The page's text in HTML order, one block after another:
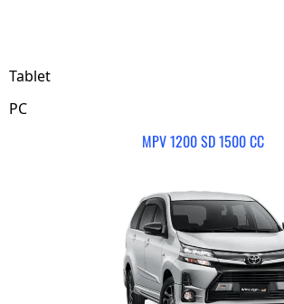
Tablet
PC
MPV 1200 SD 1500 CC